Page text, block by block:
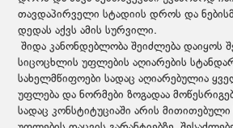
თავდაპირველი სტადიის დროს და
დედას აქვს ამის სურვილი.
შიდა კანონდებლობა შეიძლება დაიყოს
სიცოცხლის უფლების აღიარების
სახელმწიფოები სადაც აღიარებულია
უფლება და ნორმები ზოგადაა
სადაც კონსტიტუციაში არის